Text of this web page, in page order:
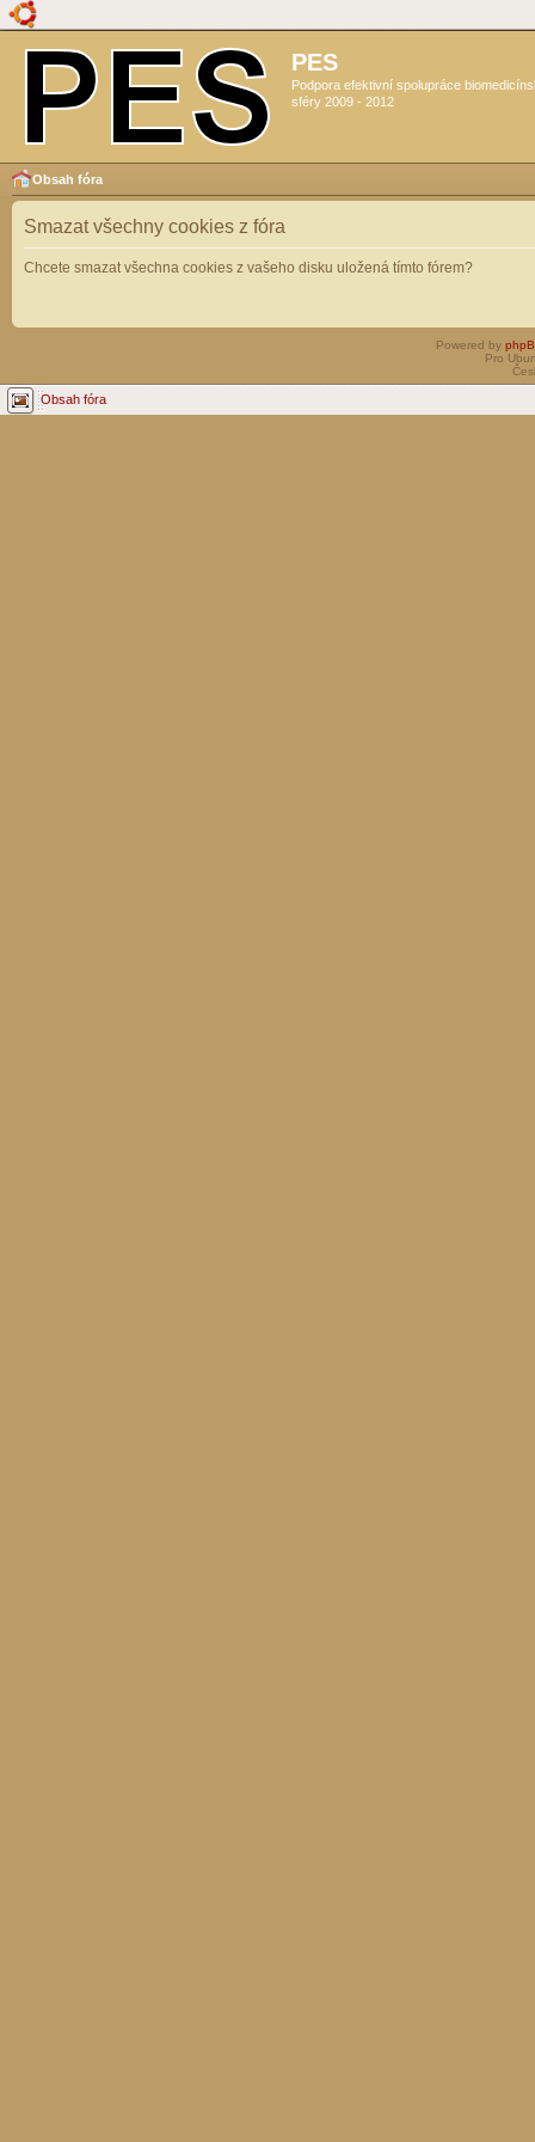
PES
Podpora efektivní spolupráce
sféry 2009 - 2012
Obsah fóra
Smazat všechny cookies z fóra
Chcete smazat všechna cookies z vašeho disku uložená tímto fórem?
Powered by
Pro
Obsah fóra